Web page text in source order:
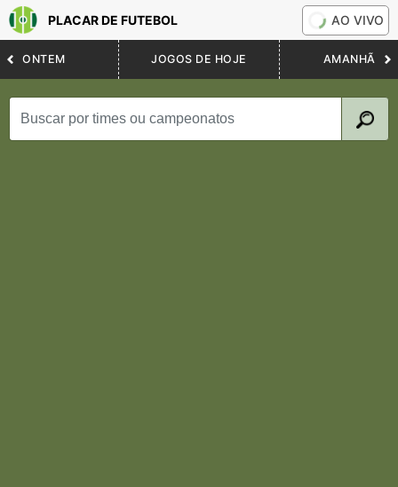
PLACAR DE FUTEBOL AO VIVO
ONTEM JOGOS DE HOJE AMANHÃ